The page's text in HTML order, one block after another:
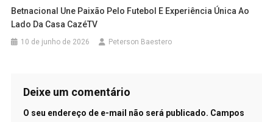
Betnacional Une Paixão Pelo Futebol E Experiência Única Ao
Lado Da Casa CazéTV
10 de junho de 2026 Peterson Baestero
Deixe um comentário
O seu endereço de e-mail não será publicado. Campos